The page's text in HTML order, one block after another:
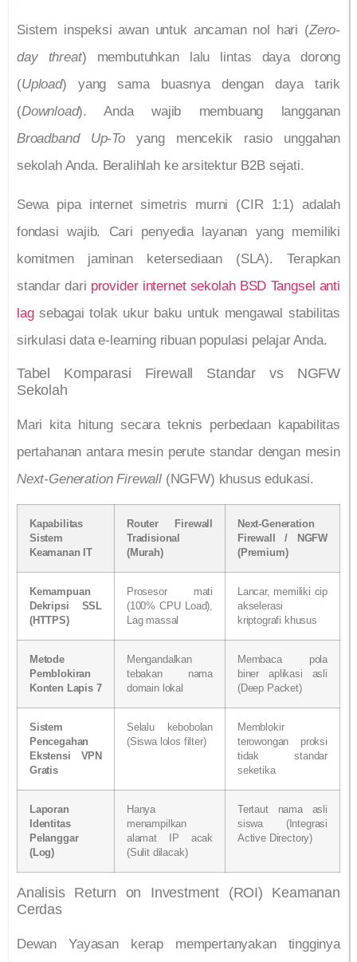
Sistem inspeksi awan untuk ancaman nol hari (Zero-
day threat) membutuhkan lalu lintas daya dorong
(Upload) yang sama buasnya dengan daya tarik
(Download). Anda wajib membuang langganan
Broadband Up-Toyang mencekik rasio unggahan
sekolah Anda. Beralihlah ke arsitektur B2B sejati.
Sewa pipa internet simetris murni (CIR 1:1) adalah
fondasi wajib. Cari penyedia layanan yang memiliki
komitmen jaminan ketersediaan (SLA). Terapkan
standar dari provider internet sekolah BSD Tangsel anti
lagsebagai tolak ukur baku untuk mengawal stabilitas
sirkulasi data e-learning ribuan populasi pelajar Anda.
Tabel Komparasi Firewall Standar vs NGFW
Sekolah
Mari kita hitung secara teknis perbedaan kapabilitas
pertahanan antara mesin perute standar dengan mesin
Next-Generation Firewall(NGFW) khusus edukasi.
Kapabilitas
Sistem
Keamanan IT
Router Firewall
Tradisional
(Murah)
Next-Generation
Firewall / NGFW
(Premium)
Kemampuan
Dekripsi SSL
(HTTPS)
Prosesor mati
(100% CPU Load),
Lag massal
Lancar, memiliki cip
akselerasi
kriptografi khusus
Metode
Pemblokiran
Konten Lapis 7
Mengandalkan
tebakan nama
domain lokal
Membaca pola
biner aplikasi asli
(Deep Packet)
Sistem
Pencegahan
Ekstensi VPN
Gratis
Selalu kebobolan
(Siswa lolos filter)
Memblokir
terowongan proksi
tidak standar
seketika
Laporan
Identitas
Pelanggar
(Log)
Hanya
menampilkan
alamat IP acak
(Sulit dilacak)
Tertaut nama asli
siswa (Integrasi
Active Directory)
Analisis Return on Investment (ROI) Keamanan
Cerdas
Dewan Yayasan kerap mempertanyakan tingginya